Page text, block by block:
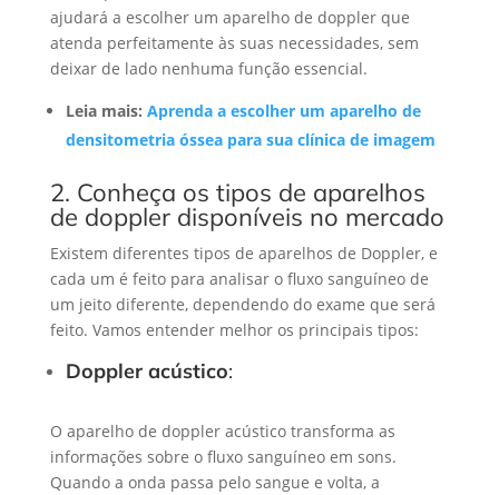
ajudará a escolher um aparelho de doppler que
atenda perfeitamente às suas necessidades, sem
deixar de lado nenhuma função essencial.
Leia mais: Aprenda a escolher um aparelho de
densitometria óssea para sua clínica de imagem
2. Conheça os tipos de aparelhos
de doppler disponíveis no mercado
Existem diferentes tipos de aparelhos de Doppler, e
cada um é feito para analisar o fluxo sanguíneo de
um jeito diferente, dependendo do exame que será
feito. Vamos entender melhor os principais tipos:
Doppler acústico:
O aparelho de doppler acústico transforma as
informações sobre o fluxo sanguíneo em sons.
Quando a onda passa pelo sangue e volta, a